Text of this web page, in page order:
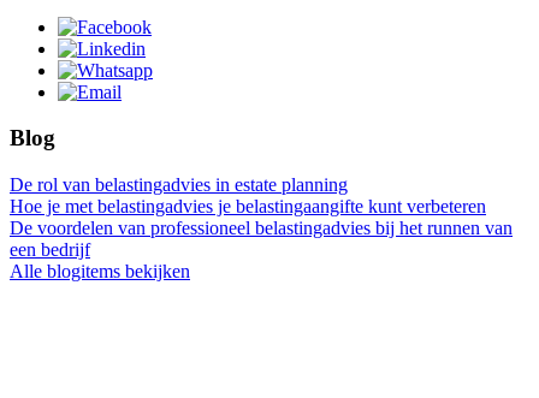
Blog
De rol van belastingadvies in estate planning
Hoe je met belastingadvies je belastingaangifte kunt verbeteren
De voordelen van professioneel belastingadvies bij het runnen van
een bedrijf
Alle blogitems bekijken